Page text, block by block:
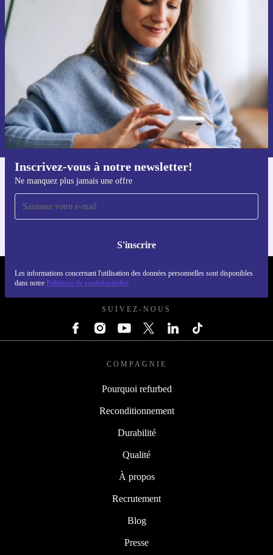
Inscrivez-vous à notre newsletter!
Ne manquez plus jamais une offre
S'inscrire
Les informations concernant l'utilisation des données personnelles sont disponibles
dans notre Politique de confidentialité
Recevoir offres et infos de refurbed
par mail
Ne manquez plus aucune offre.
S'inscrire
Retrouvez les informations sur l'utilisation des données personnelles
dans notrepolitique de confidentialité.
Téléchargez l'application refurbed
Pour iOS et Android
REFURBED LUXEMBOURG - RETHINK NEW.
SUIVEZ-NOUS
COMPAGNIE
Pourquoi refurbed
Reconditionnement
Durabilité
Qualité
À propos
Recrutement
Blog
Presse